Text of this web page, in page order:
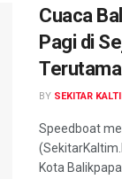
Cuaca
Pagi di
BY SEKITAR
Speedboat
Kota